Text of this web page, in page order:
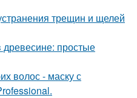
трещин и щелей
древесине: простые
волос - маску с